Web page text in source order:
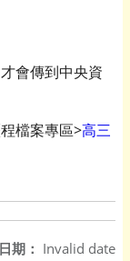
會傳到中央資
檔案專區>高三
期： Invalid date